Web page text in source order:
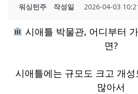
워싱턴주 작성일 2026-04-03
시애틀 박물관, 어디부터
면?
시애틀에는 규모도 크고 개
많아서